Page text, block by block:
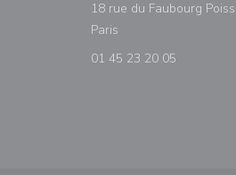
18 rue du Faubourg
Paris
01 45 23 20 05